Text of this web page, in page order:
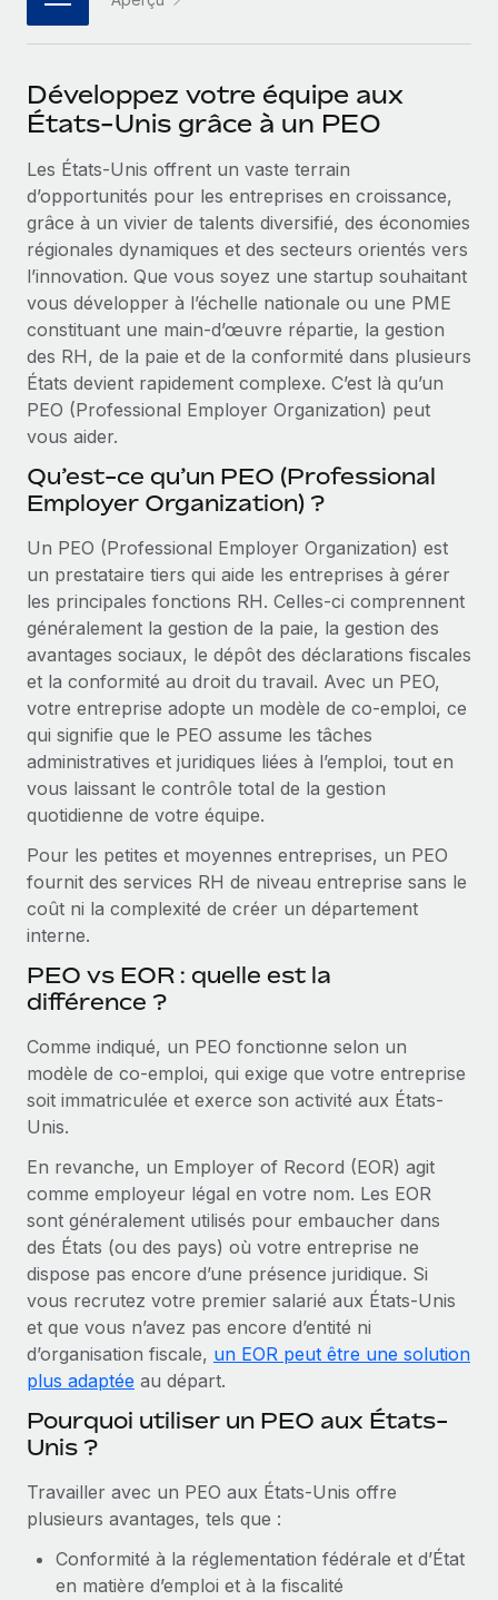
notre MCP
Rationalisez vos processus avec des outils essentiels
SERVICES
Demandez aux experts
Recevez des conseils d’experts sur les RH à
l’international et la conformité
Contrôles d’antécédents
Simplifiez vos processus de présélection des
candidats
Remote Watchtower
Gardez un temps d’avance sur les risques en
matière de conformité
Gestion des appareils
Achetez et suivez vos équipements informatiques
dans le monde entier
Création d’entité
Établissez des entités rapidement et en toute
conformité
Mobilité et déménagement international
Organisez facilement le déménagement de vos
employés
Avantages sociaux
Gérez facilement les avantages sociaux
Partenaires stratégiques de la tech
Intégrez les RH à l’international de manière flexible
Devenir partenaire
Explorez avec nous vos opportunités de partenariat
Remote Build
Bientôt disponible
Conseil en intégrations et automatisations assistées par
ÉTUDES DE CAS
Comment Weaviate, l'as de l'IA, a développé
ses effectifs de 120 % avec Remote
Weaviate en bref Weaviate crée des infrastructures open
source et AI-first. Sa mission est...
En savoir plus
Intégration Remote x BambooHR : du local à
l’international, le recrutement sans changer de
plateforme
Impact Les clients BambooHR peuvent désormais
embaucher et gérer les employés internationaux...
En savoir plus
Descriptions de postes
Événements
Salle de presse
Données sur les salaires et les talents
Centre de ressources
Obtenir de l’aide
Voir toutes les ressources
BLOG
Paie multipays
EOR et PEO
Gestion des freelances
Taxes
Explorer le blog
BLOG
Mises à jour des produits de Remote :
Intégrations Gusto et Xero et Gestion des
freelances Plus
toute taille à embaucher, gérer et payer...
En savoir plus
Comment Phiture gère ses 55 employés
répartis dans 19 pays grâce à Remote
Phiture, un leader notable du conseil en matière de
croissance mobile internationale, encourage les...
한국어
Développez votre équipe aux
États-Unis grâce à un PEO
Les États-Unis offrent un vaste terrain
d’opportunités pour les entreprises en croissance,
grâce à un vivier de talents diversifié, des économies
régionales dynamiques et des secteurs orientés vers
l’innovation. Que vous soyez une startup souhaitant
vous développer à l’échelle nationale ou une PME
constituant une main-d’œuvre répartie, la gestion
des RH, de la paie et de la conformité dans plusieurs
États devient rapidement complexe. C’est là qu’un
PEO (Professional Employer Organization) peut
vous aider.
Qu’est-ce qu’un PEO (Professional
Employer Organization) ?
Un PEO (Professional Employer Organization) est
un prestataire tiers qui aide les entreprises à gérer
les principales fonctions RH. Celles-ci comprennent
généralement la gestion de la paie, la gestion des
avantages sociaux, le dépôt des déclarations fiscales
et la conformité au droit du travail. Avec un PEO,
votre entreprise adopte un modèle de co-emploi, ce
qui signifie que le PEO assume les tâches
administratives et juridiques liées à l’emploi, tout en
vous laissant le contrôle total de la gestion
quotidienne de votre équipe.
Pour les petites et moyennes entreprises, un PEO
fournit des services RH de niveau entreprise sans le
coût ni la complexité de créer un département
interne.
PEO vs EOR : quelle est la
différence ?
Comme indiqué, un PEO fonctionne selon un
modèle de co-emploi, qui exige que votre entreprise
soit immatriculée et exerce son activité aux États-
Unis.
En revanche, un Employer of Record (EOR) agit
comme employeur légal en votre nom. Les EOR
sont généralement utilisés pour embaucher dans
des États (ou des pays) où votre entreprise ne
dispose pas encore d’une présence juridique. Si
vous recrutez votre premier salarié aux États-Unis
et que vous n’avez pas encore d’entité ni
d’organisation fiscale, un EOR peut être une solution
plus adaptée au départ.
Pourquoi utiliser un PEO aux États-
Unis ?
Travailler avec un PEO aux États-Unis offre
plusieurs avantages, tels que :
Conformité à la réglementation fédérale et d’État
en matière d’emploi et à la fiscalité